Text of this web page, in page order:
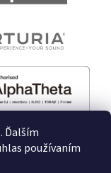
Ďalším
používaním